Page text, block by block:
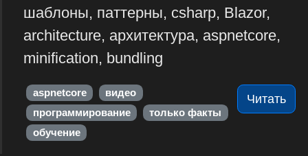
шаблоны, паттерны, csharp, Blazor,
architecture, архитектура, aspnetcore,
minification, bundling
Читать
aspnetcore
видео
программирование
только факты
обучение